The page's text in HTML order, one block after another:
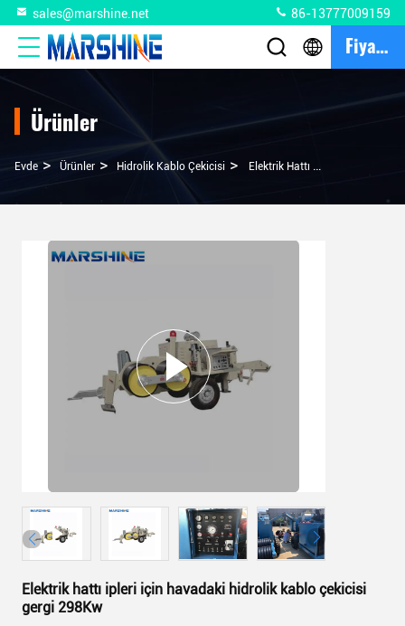
sales@marshine.net 86-13777009159
Fiyat Teklifi
Ürünler
Evde > Ürünler > Hidrolik Kablo Çekicisi > Elektrik Hattı Ipleri Için Havadaki Hidrolik Kablo Çekicisi Gergi 298Kw
Elektrik hattı ipleri için havadaki hidrolik kablo çekicisi
gergi 298Kw